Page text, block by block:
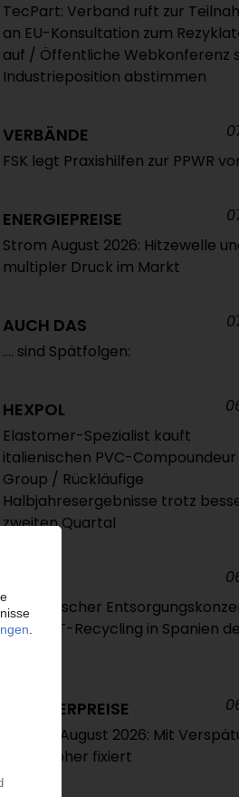
TecPart: Verband ruft zur
an EU-Konsultation zum
auf / Öffentliche Webkonferenz
Industrieposition abstimmen
VERBÄNDE
FSK legt Praxishilfen zur PPWR
ENERGIEPREISE
Strom August 2026: Hitzewelle
multipler Druck im Markt
AUCH DAS
.... sind Spätfolgen:
HEXPOL
Elastomer-Spezialist kauft
italienischen PVC-Compoundeur
Group / Rückläufige
Halbjahresergebnisse trotz
zweiten Quartal
Französischer
baut PET-Recycling in Spanien
POLYMERPREISE
Ethylen August 2026: Mit
leicht höher fixiert